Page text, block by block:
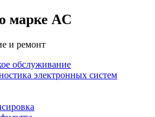
марке AC
и ремонт
обслуживание
электронных систем